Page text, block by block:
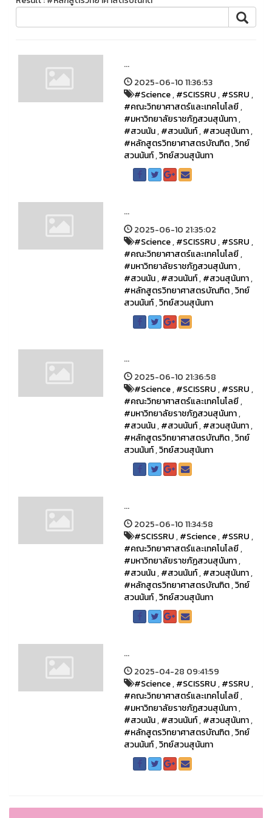
...
2025-06-10 11:36:53
#Science,#SCISSRU,#SSRU,
#คณะวิทยาศาสตร์และเทคโนโลยี,
#มหาวิทยาลัยราชภัฏสวนสุนันทา,
#สวนนัน,#สวนนันท์,#สวนสุนันทา,
#หลักสูตรวิทยาศาสตรบัณฑิต,วิทย์
สวนนันท์,วิทย์สวนสุนันทา
...
2025-06-10 21:35:02
#Science,#SCISSRU,#SSRU,
#คณะวิทยาศาสตร์และเทคโนโลยี,
#มหาวิทยาลัยราชภัฏสวนสุนันทา,
#สวนนัน,#สวนนันท์,#สวนสุนันทา,
#หลักสูตรวิทยาศาสตรบัณฑิต,วิทย์
สวนนันท์,วิทย์สวนสุนันทา
...
2025-06-10 21:36:58
#Science,#SCISSRU,#SSRU,
#คณะวิทยาศาสตร์และเทคโนโลยี,
#มหาวิทยาลัยราชภัฏสวนสุนันทา,
#สวนนัน,#สวนนันท์,#สวนสุนันทา,
#หลักสูตรวิทยาศาสตรบัณฑิต,วิทย์
สวนนันท์,วิทย์สวนสุนันทา
...
2025-06-10 11:34:58
#SCISSRU,#Science,#SSRU,
#คณะวิทยาศาสตร์และเทคโนโลยี,
#มหาวิทยาลัยราชภัฏสวนสุนันทา,
#สวนนัน,#สวนนันท์,#สวนสุนันทา,
#หลักสูตรวิทยาศาสตรบัณฑิต,วิทย์
สวนนันท์,วิทย์สวนสุนันทา
...
2025-04-28 09:41:59
#Science,#SCISSRU,#SSRU,
#คณะวิทยาศาสตร์และเทคโนโลยี,
#มหาวิทยาลัยราชภัฏสวนสุนันทา,
#สวนนัน,#สวนนันท์,#สวนสุนันทา,
#หลักสูตรวิทยาศาสตรบัณฑิต,วิทย์
สวนนันท์,วิทย์สวนสุนันทา